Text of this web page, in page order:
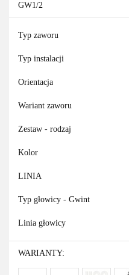
GW1/2
Typ zaworu
Typ instalacji
Orientacja
Wariant zaworu
Zestaw - rodzaj
Kolor
LINIA
Typ głowicy - Gwint
Linia głowicy
WARIANTY: